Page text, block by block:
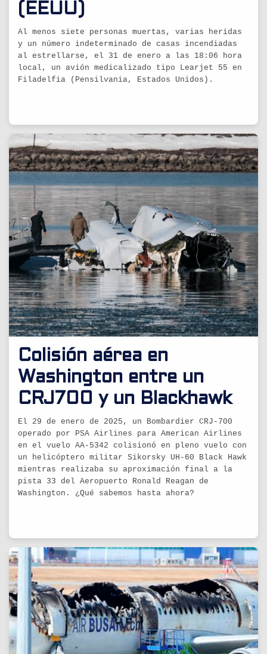
(EEUU)
Al menos siete personas muertas, varias heridas
y un número indeterminado de casas incendiadas
al estrellarse, el 31 de enero a las 18:06 hora
local, un avión medicalizado tipo Learjet 55 en
Filadelfia (Pensilvania, Estados Unidos).
Colisión aérea en
Washington entre un
CRJ700 y un Blackhawk
El 29 de enero de 2025, un Bombardier CRJ-700
operado por PSA Airlines para American Airlines
en el vuelo AA-5342 colisionó en pleno vuelo con
un helicóptero militar Sikorsky UH-60 Black Hawk
mientras realizaba su aproximación final a la
pista 33 del Aeropuerto Ronald Reagan de
Washington. ¿Qué sabemos hasta ahora?
30/01/2025
29/01/2025